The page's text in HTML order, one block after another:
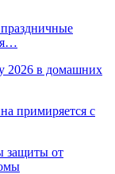
2026 в домашних
примиряется с
защиты от